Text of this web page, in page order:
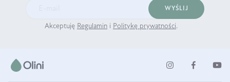
WYŚLIJ
Akceptuję Regulamin i Politykę prywatności.